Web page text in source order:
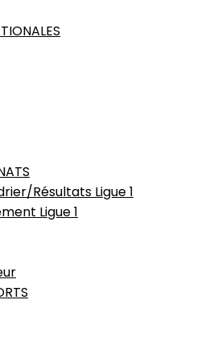
Résultats Ligue 1
Ligue 1